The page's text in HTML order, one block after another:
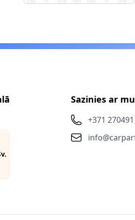
Sazinies ar
+371